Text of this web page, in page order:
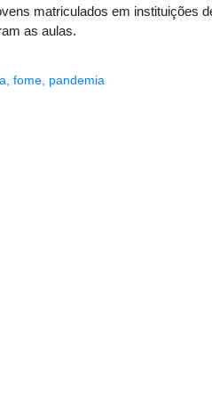
matriculados em instituições
as aulas.
fome pandemia